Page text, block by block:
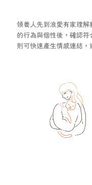
領養人先到浪愛有家理解
的行為與個性後，確認符
則可快速產生情感連結，